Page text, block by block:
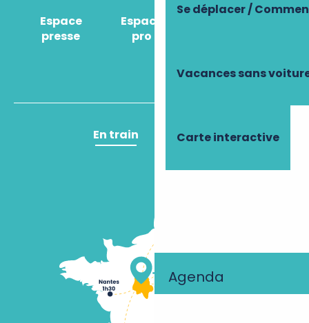
Se déplacer /
Vacances sans
Carte interactive
Agenda
Espace
presse
Espace
pro
Comment venir
En train En avion